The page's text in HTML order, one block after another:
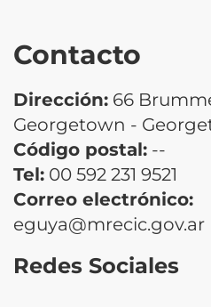
Contacto
Dirección: 66
Georgetown -
Código postal: --
Tel: 00 592 231 9521
Correo electrónico:
eguya@mrecic.gov.ar
Redes Sociales